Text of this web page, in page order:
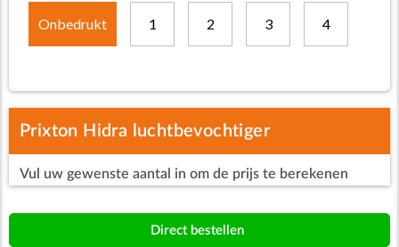
Onbedrukt 1 2 3 4
Prixton Hidra luchtbevochtiger
Vul uw gewenste aantal in om de prijs te berekenen
Direct bestellen